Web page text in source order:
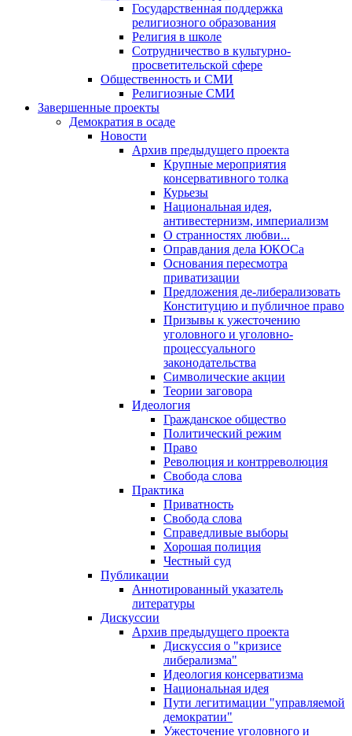
Государственная поддержка
религиозного образования
Религия в школе
Сотрудничество в культурно-
просветительской сфере
Общественность и СМИ
Религиозные СМИ
Завершенные проекты
Демократия в осаде
Новости
Архив предыдущего проекта
Крупные мероприятия
консервативного толка
Курьезы
Национальная идея,
антивестернизм, империализм
О странностях любви...
Оправдания дела ЮКОСа
Основания пересмотра
приватизации
Предложения де-либерализовать
Конституцию и публичное право
Призывы к ужесточению
уголовного и уголовно-
процессуального
законодательства
Символические акции
Теории заговора
Идеология
Гражданское общество
Политический режим
Право
Революция и контрреволюция
Свобода слова
Практика
Приватность
Свобода слова
Справедливые выборы
Хорошая полиция
Честный суд
Публикации
Аннотированный указатель
литературы
Дискуссии
Архив предыдущего проекта
Дискуссия о "кризисе
либерализма"
Идеология консерватизма
Национальная идея
Пути легитимации "управляемой
демократии"
Ужесточение уголовного и